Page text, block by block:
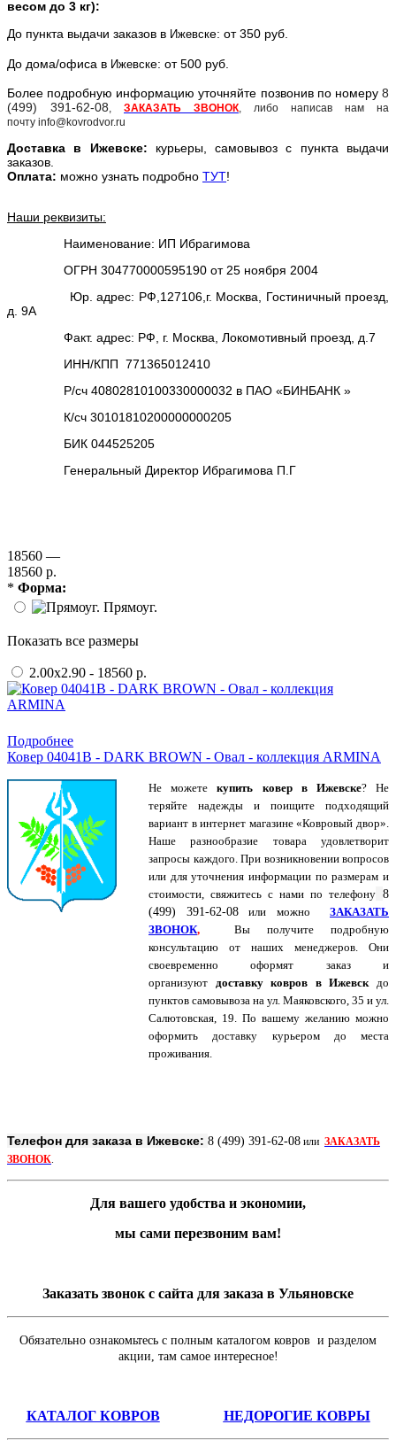
весом до 3 кг):
До пункта выдачи заказов в Ижевске: от 350 руб.
До дома/офиса в Ижевске: от 500 руб.
Более подробную информацию уточняйте позвонив по номеру 8
(499) 391-62-08, ЗАКАЗАТЬ ЗВОНОК, либо написав нам на
почту info@kovrodvor.ru
Доставка в Ижевске: курьеры, самовывоз с пункта выдачи
заказов.
Оплата: можно узнать подробно ТУТ!
Наши реквизиты:
Наименование: ИП Ибрагимова
ОГРН 304770000595190 от 25 ноября 2004
Юр. адрес: РФ,127106,г. Москва, Гостиничный проезд,
д. 9А
Факт. адрес: РФ, г. Москва, Локомотивный проезд, д.7
ИНН/КПП 771365012410
Р/сч 40802810100330000032 в ПАО «БИНБАНК »
К/сч 30101810200000000205
БИК 044525205
Генеральный Директор Ибрагимова П.Г
18560 —
18560 р.
* Форма:
Прямоуг.
Показать все размеры
2.00x2.90 - 18560 р.
Подробнее
Ковер 04041B - DARK BROWN - Овал - коллекция ARMINA
Не можетекупить ковер в Ижевске? Не
теряйте надежды и поищите подходящий
вариант в интернет магазине «Ковровый двор».
Наше разнообразие товара удовлетворит
запросы каждого. При возникновении вопросов
или для уточнения информации по размерам и
стоимости, свяжитесь с нами по телефону 8
(499) 391-62-08 или можноЗАКАЗАТЬ
ЗВОНОК,
Вы получите подробную
консультацию от наших менеджеров. Они
своевременно оформят заказ и
организуют доставку ковров в Ижевск до
пунктов самовывоза на ул. Маяковского, 35 и ул.
Салютовская, 19. По вашему желанию можно
оформить доставку курьером до места
проживания.
Телефон для заказа в Ижевске: 8 (499) 391-62-08 или ЗАКАЗАТЬ
ЗВОНОК.
Для вашего удобства и экономии,
мы сами перезвоним вам!
Заказать звонок с сайта для заказа в Ульяновске
Обязательно ознакомьтесь с полным каталогом ковров и разделом
акции, там самое интересное!
КАТАЛОГ КОВРОВ НЕДОРОГИЕ КОВРЫ